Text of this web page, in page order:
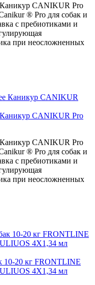
Каникур CANIKUR Pro
® Pro для собак и
с пребиотиками и
при неосложненных
Каникур CANIKUR Pro
Каникур CANIKUR Pro
® Pro для собак и
с пребиотиками и
при неосложненных
10-20 кг FRONTLINE
4X1,34 мл